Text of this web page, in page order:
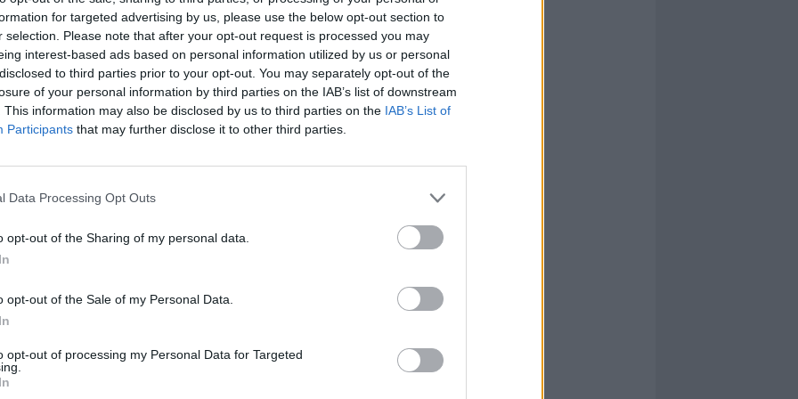
for targeted advertising by us, please use the below opt-out section to
selection. Please note that after your opt-out request is processed you may
interest-based ads based on personal information utilized by us or personal
to third parties prior to your opt-out. You may separately opt-out of the
of your personal information by third parties on the IAB’s list of downstream
This information may also be disclosed by us to third parties on the IAB’s List of
Participants that may further disclose it to other third parties.
Data Processing Opt Outs
opt-out of the Sharing of my personal data.
opt-out of the Sale of my Personal Data.
opt-out of processing my Personal Data for Targeted
essere propizi per tornare ad
militari in portafoglio dopo l’esclusione
ultimi anni in seguito alle dinamiche
Finanza, che ha costruito un paniere
del conflitto un rally medio del 12%,
Stoxx 600.
i maggiori titoli mondiali del
poco più di una settimana di scambi
un rialzo medio del 12%, con
il 20% o addirittura sopra il 50%. Come
maggiore industria tedesca nel campo
Rheinmetall, che fa veicoli da
e carri armati, e dall’inizio dell’anno
quasi il 77%.